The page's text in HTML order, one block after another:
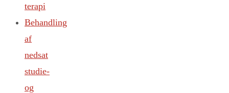
terapi
Behandling
af
nedsat
studie-
og